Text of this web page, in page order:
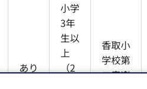
あり
小学
3年
生以
上
（2
香取小
学校第
二音楽